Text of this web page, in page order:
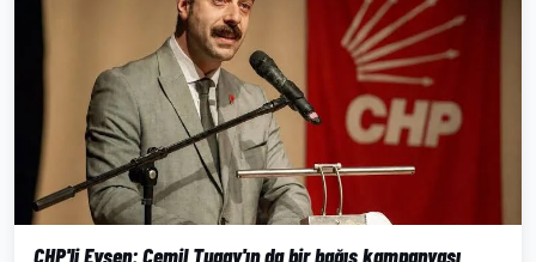
CHP'li Evsen: Cemil Tugay'ın da bir bağış kampanyası